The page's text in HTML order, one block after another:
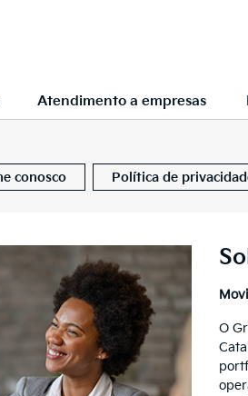
Atendimento a empresas
conosco Política de
O